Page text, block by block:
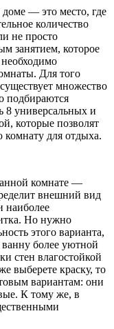
— это место, где
количество
не просто
занятием, которое
Для того
множество
подбираются
универсальных и
которые позволят
для отдыха.
комнате —
внешний вид
наиболее
Но нужно
этого варианта,
более уютной
стен влагостойкой
выберете краску, то
вариантам: они
К тому же, в